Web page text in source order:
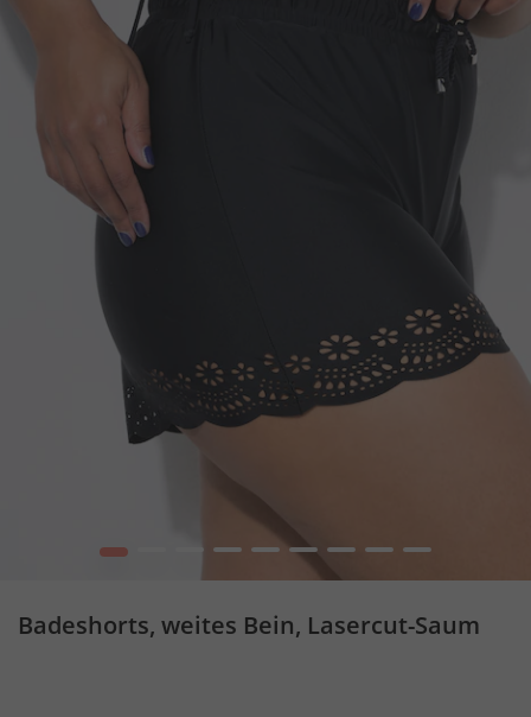
1 4 5 6 7 8 9
Badeshorts, weites Bein, Lasercut-Saum